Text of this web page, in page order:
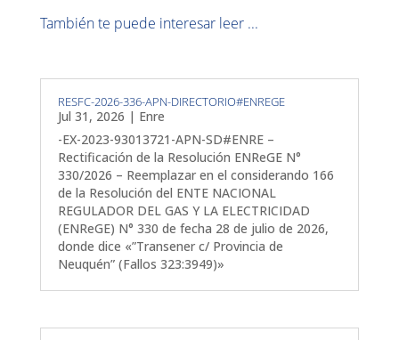
También te puede interesar leer ...
RESFC-2026-336-APN-DIRECTORIO#ENREGE
Jul 31, 2026 | Enre
-EX-2023-93013721-APN-SD#ENRE –
Rectificación de la Resolución ENReGE N°
330/2026 – Reemplazar en el considerando 166
de la Resolución del ENTE NACIONAL
REGULADOR DEL GAS Y LA ELECTRICIDAD
(ENReGE) N° 330 de fecha 28 de julio de 2026,
donde dice «”Transener c/ Provincia de
Neuquén” (Fallos 323:3949)»